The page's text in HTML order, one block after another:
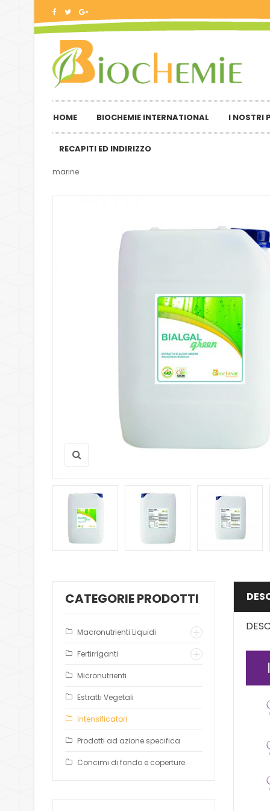
HOME BIOCHEMIE INTERNATIONAL I NOSTRI
RECAPITI ED INDIRIZZO
marine
CATEGORIE PRODOTTI
Macronutrienti Liquidi
Fertirriganti
Micronutrienti
Estratti Vegetali
Intensificatori
Prodotti ad azione specifica
Concimi di fondo e coperture